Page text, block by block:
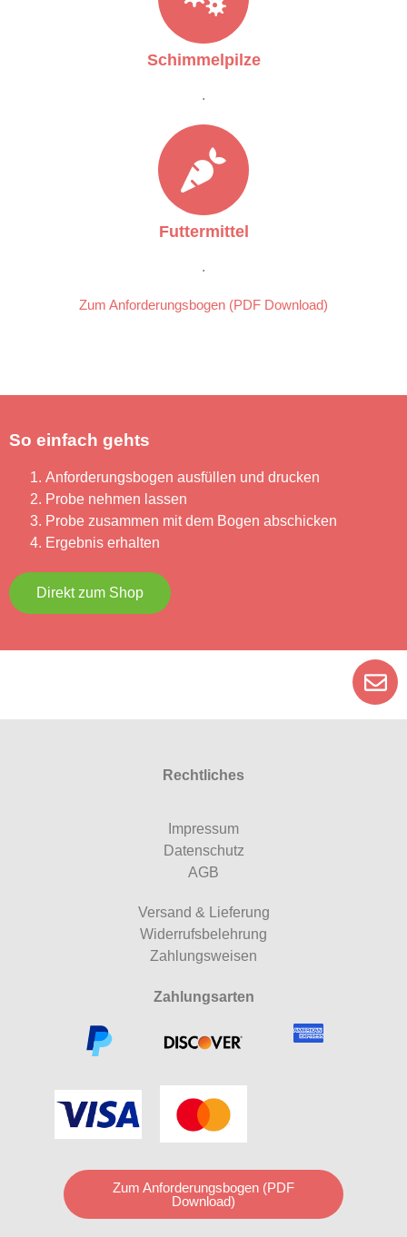
Schimmelpilze
.
Futtermittel
.
Zum Anforderungsbogen (PDF Download)
So einfach gehts
Anforderungsbogen ausfüllen und drucken
Probe nehmen lassen
Probe zusammen mit dem Bogen abschicken
Ergebnis erhalten
Direkt zum Shop
Rechtliches
Impressum
Datenschutz
AGB
Versand & Lieferung
Widerrufsbelehrung
Zahlungsweisen
Zahlungsarten
Zum Anforderungsbogen (PDF
Download)